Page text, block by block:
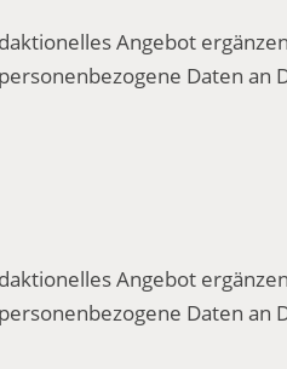
Angebot
Daten
Angebot
Daten